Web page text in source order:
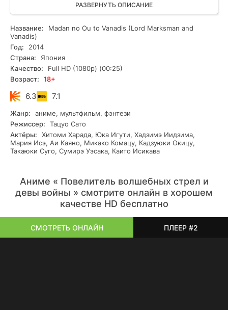
дать клятву служить Ванадис и проявить мастерство
стрельбы из лука, а возможно, и не только это.
РАЗВЕРНУТЬ ОПИСАНИЕ
Название:
Madan no Ou to Vanadis (Lord Marksman and
Vanadis)
Год:
2014
Страна:
Япония
Качество:
Full HD (1080p) (00:25)
Возраст:
18+
6.3 7.1
Жанр:
аниме, мультфильм, фэнтези
Режиссер:
Тацуо Сато
Актёры:
Хитоми Харада, Юка Игути, Хадзимэ Иидзима,
Мария Исэ, Аи Каяно, Микако Комацу, Кадзуюки Окицу,
Такаюки Суго, Сумирэ Уэсака, Каито Исикава
Аниме « Повелитель волшебных стрел и
девы войны » смотрите онлайн в хорошем
качестве HD бесплатно
СМОТРЕТЬ ОНЛАЙН ПЛЕЕР #2